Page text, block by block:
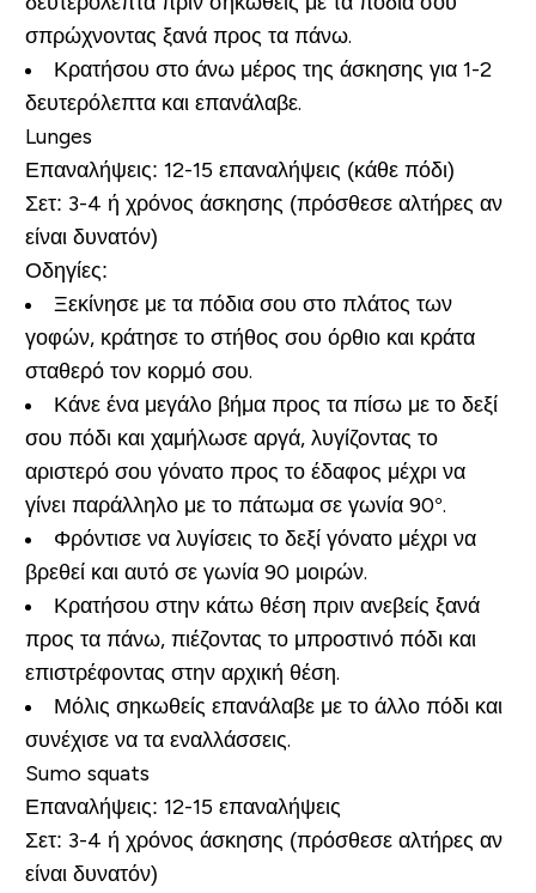
σπρώχνοντας ξανά προς τα πάνω.
Κρατήσου στο άνω μέρος της άσκησης για 1-2
δευτερόλεπτα και επανάλαβε.
Lunges
Επαναλήψεις: 12-15 επαναλήψεις (κάθε πόδι)
Σετ: 3-4 ή χρόνος άσκησης (πρόσθεσε αλτήρες αν
είναι δυνατόν)
Οδηγίες:
Ξεκίνησε με τα πόδια σου στο πλάτος των
γοφών, κράτησε το στήθος σου όρθιο και κράτα
σταθερό τον κορμό σου.
Κάνε ένα μεγάλο βήμα προς τα πίσω με το δεξί
σου πόδι και χαμήλωσε αργά, λυγίζοντας το
αριστερό σου γόνατο προς το έδαφος μέχρι να
γίνει παράλληλο με το πάτωμα σε γωνία 90°.
Φρόντισε να λυγίσεις το δεξί γόνατο μέχρι να
βρεθεί και αυτό σε γωνία 90 μοιρών.
Κρατήσου στην κάτω θέση πριν ανεβείς ξανά
προς τα πάνω, πιέζοντας το μπροστινό πόδι και
επιστρέφοντας στην αρχική θέση.
Μόλις σηκωθείς επανάλαβε με το άλλο πόδι και
συνέχισε να τα εναλλάσσεις.
Sumo squats
Επαναλήψεις: 12-15 επαναλήψεις
Σετ: 3-4 ή χρόνος άσκησης (πρόσθεσε αλτήρες αν
είναι δυνατόν)